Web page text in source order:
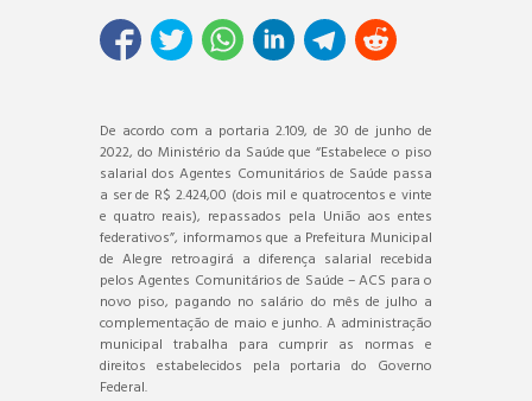
De acordo com a portaria 2.109, de 30 de junho de
2022, do Ministério da Saúde que “Estabelece o piso
salarial dos Agentes Comunitários de Saúde passa
a ser de R$ 2.424,00 (dois mil e quatrocentos e vinte
e quatro reais), repassados pela União aos entes
federativos”, informamos que a Prefeitura Municipal
de Alegre retroagirá a diferença salarial recebida
pelos Agentes Comunitários de Saúde – ACS para o
novo piso, pagando no salário do mês de julho a
complementação de maio e junho. A administração
municipal trabalha para cumprir as normas e
direitos estabelecidos pela portaria do Governo
Federal.